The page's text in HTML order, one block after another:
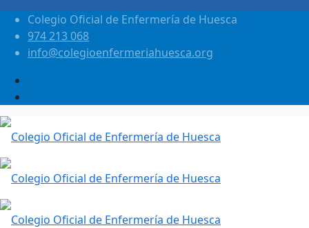
Colegio Oficial de Enfermería de Huesca
974 213 068
info@colegioenfermeriahuesca.org